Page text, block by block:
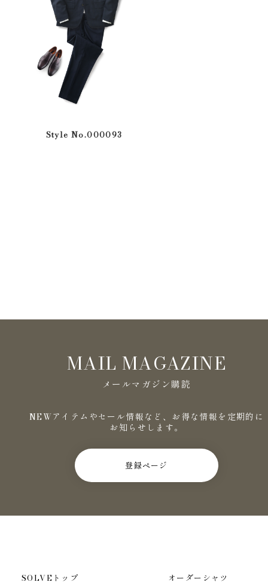
Style No.000093
MAIL MAGAZINE
メールマガジン購読
NEWアイテムやセール情報など、お得な情報を定期的に
お知らせします。
登録ページ
SOLVEトップ オーダーシャツ